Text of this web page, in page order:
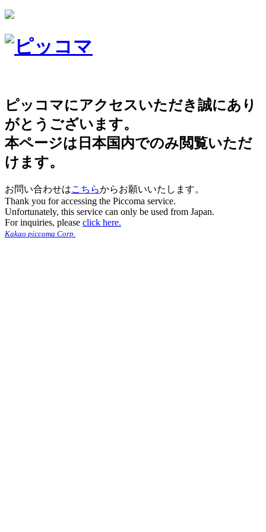
ピッコマにアクセスいただき誠にあり
がとうございます。
本ページは日本国内でのみ閲覧いただ
けます。
お問い合わせはこちらからお願いいたします。
Thank you for accessing the Piccoma service.
Unfortunately, this service can only be used from Japan.
For inquiries, please click here.
Kakao piccoma Corp.